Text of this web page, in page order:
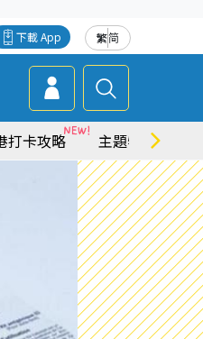
繁简
下載 App
打卡攻略 主題特集